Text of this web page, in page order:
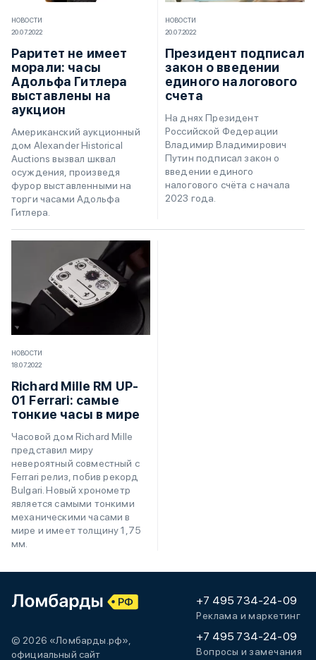
НОВОСТИ
20.07.2022
Раритет не имеет
морали: часы
Адольфа Гитлера
выставлены на
аукцион
Американский аукционный
дом Alexander Historical
Auctions вызвал шквал
осуждения, произведя
фурор выставленными на
торги часами Адольфа
Гитлера.
НОВОСТИ
20.07.2022
Президент подписал
закон о введении
единого налогового
счета
На днях Президент
Российской Федерации
Владимир Владимирович
Путин подписал закон о
введении единого
налогового счёта с начала
2023 года.
НОВОСТИ
18.07.2022
Richard Mille RM UP-
01 Ferrari: самые
тонкие часы в мире
Часовой дом Richard Mille
представил миру
невероятный совместный с
Ferrari релиз, побив рекорд
Bulgari. Новый хронометр
является самыми тонкими
механическими часами в
мире и имеет толщину 1,75
мм.
© 2026 «Ломбарды.рф»,
официальный сайт
+7 495 734-24-09
Реклама и маркетинг
+7 495 734-24-09
Вопросы и замечания